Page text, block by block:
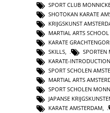
SPORT CLUB
SHOTOKAN KARATE
KRIJGSKUNST
MARTIAL ARTS
KARATE
SKILLS
SPORTEN
KARATE-INTRODUCTION
SPORT SCHOLEN
MARTIAL ARTS
SPORT SCHOLEN
JAPANSE
KARATE AMSTERDAM,